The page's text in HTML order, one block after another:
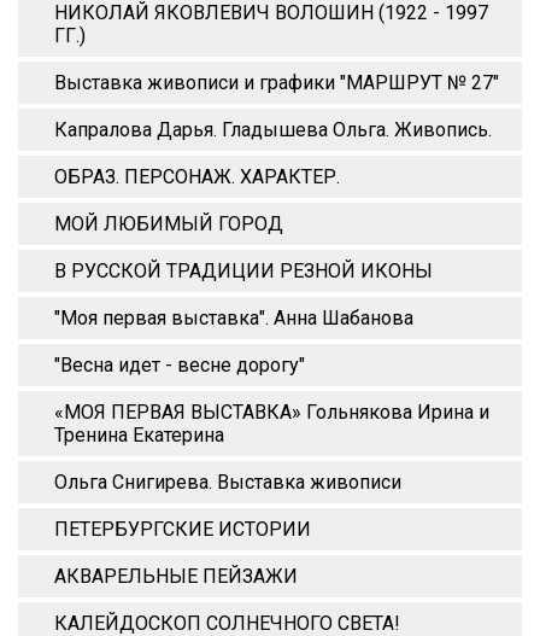
НИКОЛАЙ ЯКОВЛЕВИЧ ВОЛОШИН (1922 - 1997
ГГ.)
Выставка живописи и графики "МАРШРУТ № 27"
Капралова Дарья. Гладышева Ольга. Живопись.
ОБРАЗ. ПЕРСОНАЖ. ХАРАКТЕР.
МОЙ ЛЮБИМЫЙ ГОРОД
В РУССКОЙ ТРАДИЦИИ РЕЗНОЙ ИКОНЫ
"Моя первая выставка". Анна Шабанова
"Весна идет - весне дорогу"
«МОЯ ПЕРВАЯ ВЫСТАВКА» Гольнякова Ирина и
Тренина Екатерина
Ольга Снигирева. Выставка живописи
ПЕТЕРБУРГСКИЕ ИСТОРИИ
АКВАРЕЛЬНЫЕ ПЕЙЗАЖИ
КАЛЕЙДОСКОП СОЛНЕЧНОГО СВЕТА!